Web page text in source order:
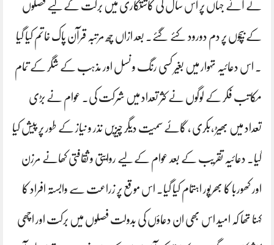
لے آئے جہاں پر اس سال کی کاشتکاری میں برکت کےلیے فصلوں
کے بیچوں پر دم دورود کئے گئے۔ بعد ازاں چھ مرتبہ قرآن پاک خاتم کیا گیا
۔ اس دعائیہ تہوار میں بغیر کسی رنگ و نسل اور مذہب کے شگر کے تمام
مکاتب فکر کے لوگوں نے کثر تعداد میں شرکت کی۔ عوام نے بڑی
تعداد میں بھیڑ ،بکری ، گائے سمیت دیگر چیزیں نذر و نیاز کے طور پر پیش کیا
گیا۔ دعائیہ تقریب کے بعد عوام کےلیے روایتی و ثقافتی کھانے مرزن
اور کھوربا کا بھرپور اہتمام کیا گیا۔ اس موقع پر زراعت سے وابستہ افراد کا
کہنا تھا کہ امید اس بھی ان دعاؤں کی بدولت فصلوں میں برکت اور اچھی